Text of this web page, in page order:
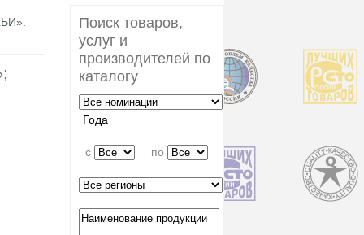
Поиск товаров,
услуг и
производителей по
каталогу
Года
c по